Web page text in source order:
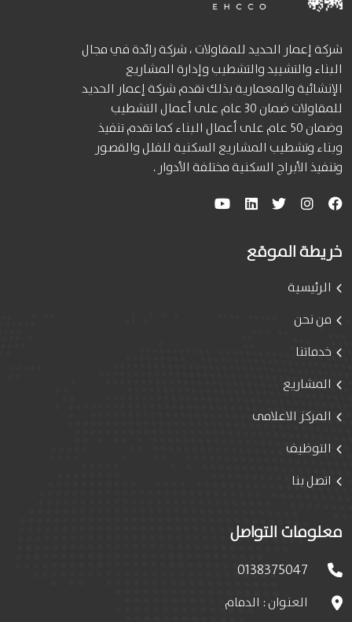
شركة إعمار الحديد للمقاولات ، شركة رائدة في مجال
البناء والتشييد والتشطيب وإدارة المشاريع
الإنشائية والمعمارية بذلك تقدم شركة إعمار الحديد
للمقاولات ضمان 30 عام على أعمال التشطيب
وضمان 50 عام على أعمال البناء كما تقدم تنفيذ
وبناء وتشطيب المشاريع السكنية للفلل والقصور
وتنفيذ الأبراج السكنية مختلفة الأدوار .
خريطة الموقع
الرئيسية
من نحن
خدماتنا
المشاريع
المركز الاعلامى
التوظيف
اتصل بنا
معلومات التواصل
0138375047
العنوان : الدمام